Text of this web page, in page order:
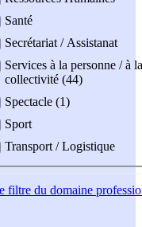
Santé
Secrétariat / Assistanat
Services à la personne / à la
collectivité (44)
Spectacle (1)
Sport
Transport / Logistique
filtre du domaine